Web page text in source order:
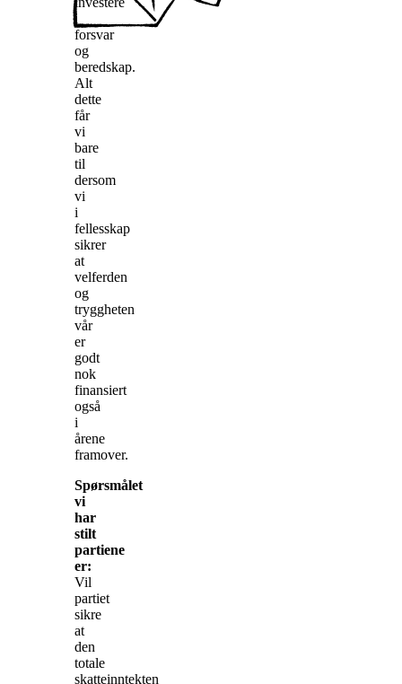
i
forsvar
og
beredskap.
Alt
dette
får
vi
bare
til
dersom
vi
i
fellesskap
sikrer
at
velferden
og
tryggheten
vår
er
godt
nok
finansiert
også
i
årene
framover.
Spørsmålet
vi
har
stilt
partiene
er:
Vil
partiet
sikre
at
den
totale
skatteinntekten